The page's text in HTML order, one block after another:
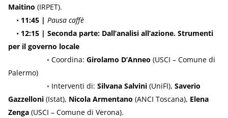
Maitino (IRPET).
• 11:45 | Pausa caffè
• 12:15 | Seconda parte: Dall’analisi all’azione. Strumenti
per il governo locale
◦ Coordina: Girolamo D’Anneo (USCI – Comune di
Palermo)
◦ Interventi di: Silvana Salvini (UniFI), Saverio
Gazzelloni (Istat), Nicola Armentano (ANCI Toscana), Elena
Zenga (USCI – Comune di Verona).